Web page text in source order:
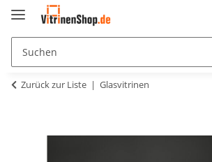
Zurück zur Liste Glasvitrinen